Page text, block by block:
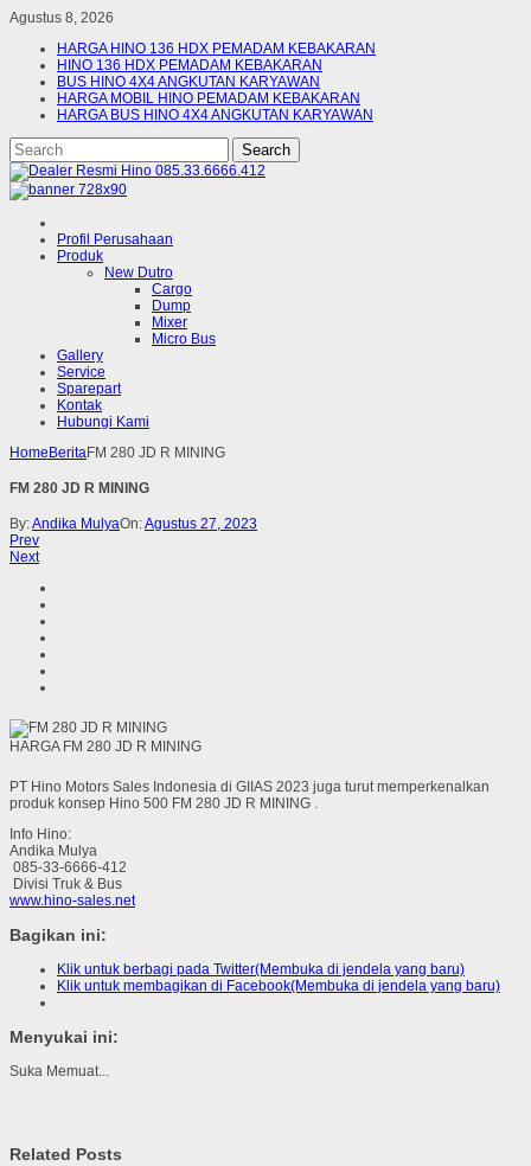
Agustus 8, 2026
HARGA HINO 136 HDX PEMADAM KEBAKARAN
HINO 136 HDX PEMADAM KEBAKARAN
BUS HINO 4X4 ANGKUTAN KARYAWAN
HARGA MOBIL HINO PEMADAM KEBAKARAN
HARGA BUS HINO 4X4 ANGKUTAN KARYAWAN
Profil Perusahaan
Produk
New Dutro
Cargo
Dump
Mixer
Micro Bus
Gallery
Service
Sparepart
Kontak
Hubungi Kami
Home BeritaFM 280 JD R MINING
FM 280 JD R MINING
By:Andika MulyaOn:Agustus 27, 2023
Prev
Next
HARGA FM 280 JD R MINING
PT Hino Motors Sales Indonesia di GIIAS 2023 juga turut memperkenalkan
produk konsep Hino 500 FM 280 JD R MINING .
Info Hino:
Andika Mulya
085-33-6666-412
Divisi Truk & Bus
www.hino-sales.net
Bagikan ini:
Klik untuk berbagi pada Twitter(Membuka di jendela yang baru)
Klik untuk membagikan di Facebook(Membuka di jendela yang baru)
Menyukai ini:
Suka Memuat...
Related Posts